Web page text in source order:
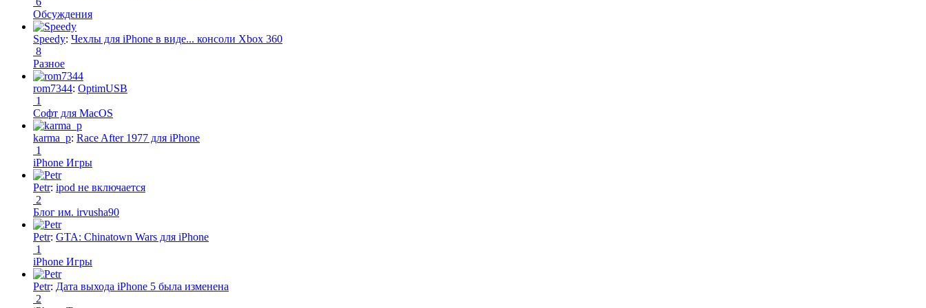
Обсуждения
Speedy: Чехлы для iPhone в виде... консоли Xbox 360
8
Разное
rom7344: OptimUSB
1
Софт для MacOS
karma_p: Race After 1977 для iPhone
1
iPhone Игры
Petr: ipod не включается
2
Блог им. irvusha90
Petr: GTA: Chinatown Wars для iPhone
1
iPhone Игры
Petr: Дата выхода iPhone 5 была изменена
2